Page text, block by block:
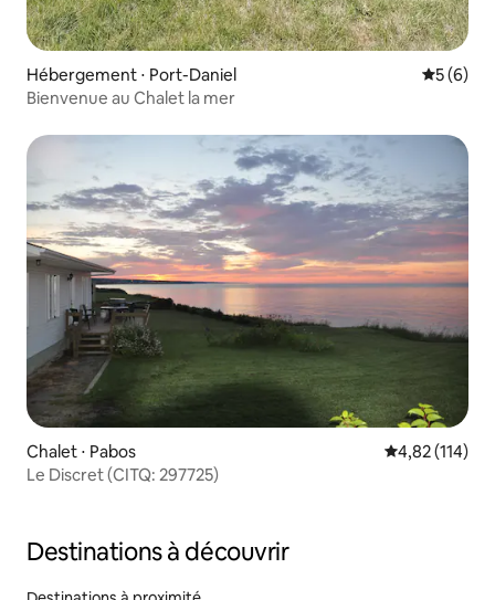
Hébergement ⋅ Port-Daniel
5 (6)
Bienvenue au Chalet la mer
Chalet ⋅ Pabos Évaluation
4,82 (114)
Le Discret (CITQ: 297725)
Destinations à découvrir